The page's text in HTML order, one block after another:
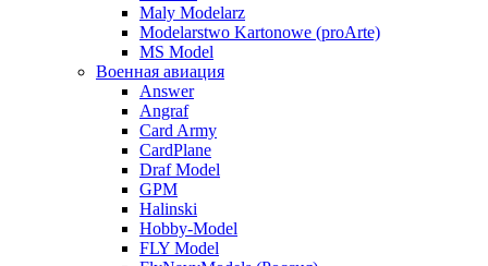
Maly Modelarz
Modelarstwo Kartonowe (proArte)
MS Model
Военная авиация
Answer
Angraf
Card Army
CardPlane
Draf Model
GPM
Halinski
Hobby-Model
FLY Model